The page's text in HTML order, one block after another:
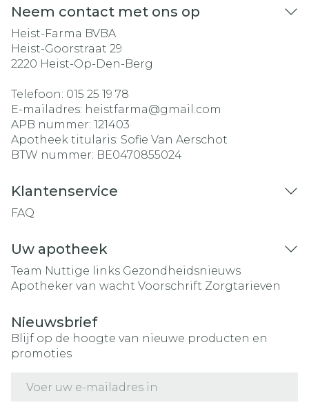
Neem contact met ons op
Heist-Farma BVBA
Heist-Goorstraat 29
2220 Heist-Op-Den-Berg
Telefoon: 015 25 19 78
E-mailadres: heistfarma@gmail.com
APB nummer: 121403
Apotheek titularis: Sofie Van Aerschot
BTW nummer: BE0470855024
Klantenservice
FAQ
Uw apotheek
Team Nuttige links Gezondheidsnieuws
Apotheker van wacht Voorschrift Zorgtarieven
Nieuwsbrief
Blijf op de hoogte van nieuwe producten en
promoties